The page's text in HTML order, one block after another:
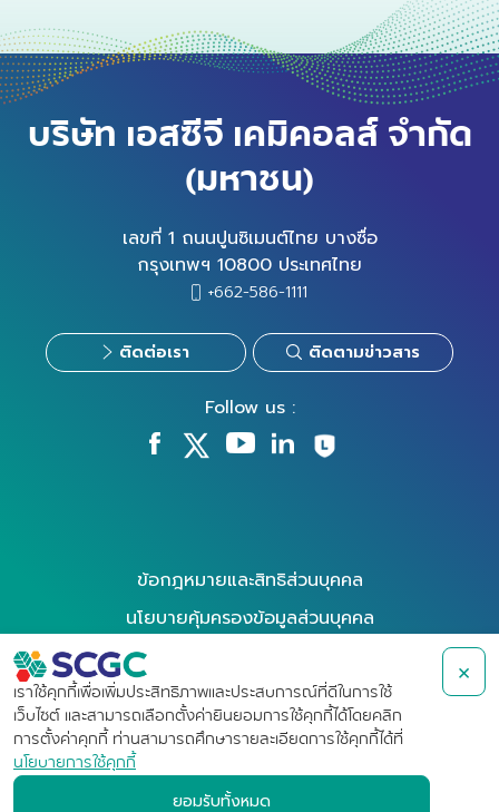
บริษัท เอสซีจี เคมิคอลส์ จำกัด
(มหาชน)
เลขที่ 1 ถนนปูนซิเมนต์ไทย บางซื่อ
กรุงเทพฯ 10800 ประเทศไทย
+662-586-1111
ติดต่อเรา ติดตามข่าวสาร
Follow us :
ข้อกฎหมายและสิทธิส่วนบุคคล
นโยบายคุ้มครองข้อมูลส่วนบุคคล
การใช้สิทธิของเจ้าของข้อมูล
ข้อกำหนดการใช้งาน
การแจ้งเบาะแสและข้อร้องเรียน
เราใช้คุกกี้เพื่อเพิ่มประสิทธิภาพและประสบการณ์ที่ดีในการใช้
เว็บไซต์ และสามารถเลือกตั้งค่ายินยอมการใช้คุกกี้ได้โดยคลิก
การตั้งค่าคุกกี้ ท่านสามารถศึกษารายละเอียดการใช้คุกกี้ได้ที่
นโยบายการใช้คุกกี้
ยอมรับทั้งหมด
×